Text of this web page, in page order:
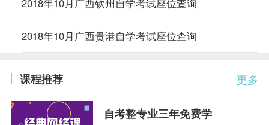
2018年10月广西钦州自学考试座位查询
2018年10月广西贵港自学考试座位查询
更多
课程推荐
自考整专业三年免费学